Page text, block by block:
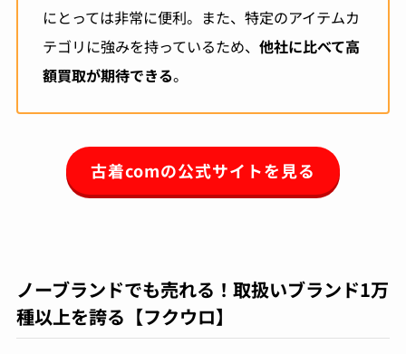
にとっては非常に便利。また、特定のアイテムカ
テゴリに強みを持っているため、 他社に比べて高
額買取が期待できる。
古着comの公式サイトを見る
ノーブランドでも売れる！取扱いブランド1万
種以上を誇る【フクウロ】